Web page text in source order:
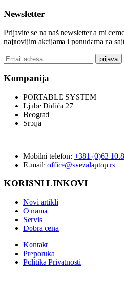
Newsletter
Prijavite se na naš newsletter a mi
najnovijim akcijama i ponudama na
prijava
Kompanija
PORTABLE SYSTEM
Ljube Didića 27
Beograd
Srbija
Mobilni telefon: +381 (0)63
E-mail: office@svezalaptop.rs
KORISNI LINKOVI
Novi artikli
O nama
Servis
Dobra cena
Kontakt
Preporuka
Politika Privatnosti